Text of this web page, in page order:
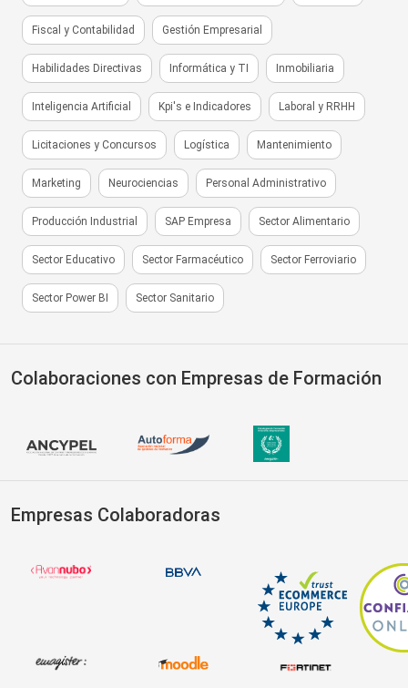
Fiscal y Contabilidad Gestión Empresarial
Habilidades Directivas Informática y TI Inmobiliaria
Inteligencia Artificial Kpi's e Indicadores Laboral y RRHH
Licitaciones y Concursos Logística Mantenimiento
Marketing Neurociencias Personal Administrativo
Producción Industrial SAP Empresa Sector Alimentario
Sector Educativo Sector Farmacéutico Sector Ferroviario
Sector Power BI Sector Sanitario
Colaboraciones con Empresas de Formación
Empresas Colaboradoras